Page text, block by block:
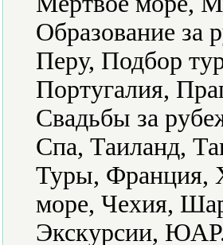
Образование за
Перу, Подбор
Португалия,
Свадьбы за
Спа, Таиланд,
Туры, Франция,
море, Чехия,
Экскурсии,